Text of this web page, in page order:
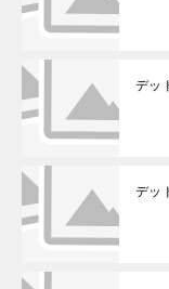
デッ
デッ